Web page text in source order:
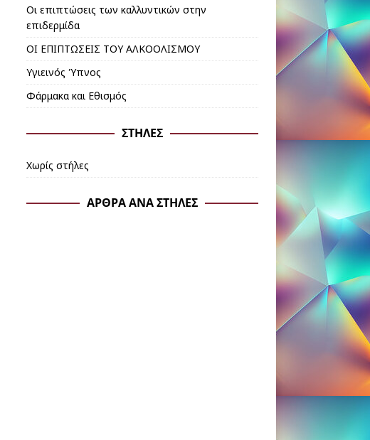
Οι επιπτώσεις των καλλυντικών στην
επιδερμίδα
ΟΙ ΕΠΙΠΤΩΣΕΙΣ ΤΟΥ ΑΛΚΟΟΛΙΣΜΟΥ
Υγιεινός Ύπνος
Φάρμακα και Εθισμός
ΣΤΉΛΕΣ
Χωρίς στήλες
ΆΡΘΡΑ ΑΝΆ ΣΤΉΛΕΣ